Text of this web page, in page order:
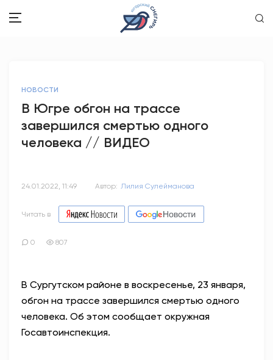
ОБРАЗОВАНИЕ
ПСИХОЛОГИЯ
КУЛЬТУРА
СПОРТ
АНТИТЕРРОР
НОВОСТИ
НОВОСТИ
В Югре обгон на трассе
завершился смертью одного
человека // ВИДЕО
24.01.2022, 11:49 Автор: Лилия Сулейманова
Читать в
0 807
В Сургутском районе в воскресенье, 23 января,
обгон на трассе завершился смертью одного
человека. Об этом сообщает окружная
Госавтоинспекция.